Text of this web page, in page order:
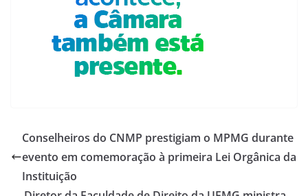
Conselheiros do CNMP prestigiam o MPMG durante
evento em comemoração à primeira Lei Orgânica da
Instituição